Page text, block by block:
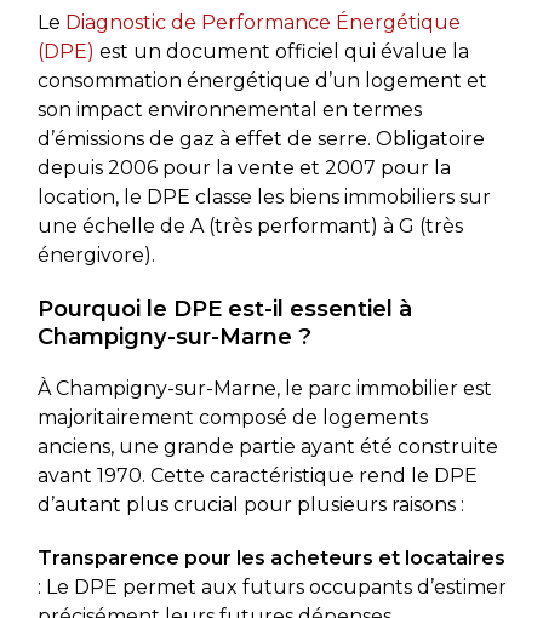
Le Diagnostic de Performance Énergétique
(DPE) est un document officiel qui évalue la
consommation énergétique d’un logement et
son impact environnemental en termes
d’émissions de gaz à effet de serre. Obligatoire
depuis 2006 pour la vente et 2007 pour la
location, le DPE classe les biens immobiliers sur
une échelle de A (très performant) à G (très
énergivore).
Pourquoi le DPE est-il essentiel à
Champigny-sur-Marne ?
À Champigny-sur-Marne, le parc immobilier est
majoritairement composé de logements
anciens, une grande partie ayant été construite
avant 1970. Cette caractéristique rend le DPE
d’autant plus crucial pour plusieurs raisons :
Transparence pour les acheteurs et locataires
: Le DPE permet aux futurs occupants d’estimer